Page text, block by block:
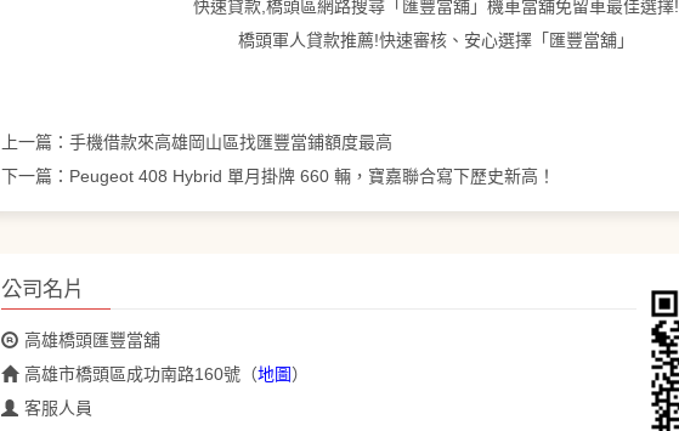
快速貸款,橋頭區網路搜尋「匯豐當舖」機車當舖免留車最佳選擇!
橋頭軍人貸款推薦!快速審核、安心選擇「匯豐當舖」
上一篇： 手機借款來高雄岡山區找匯豐當鋪額度最高
下一篇： Peugeot 408 Hybrid 單月掛牌 660 輛，寶嘉聯合寫下歷史新高！
公司名片
高雄橋頭匯豐當舖
高雄市橋頭區成功南路160號 （地圖）
客服人員